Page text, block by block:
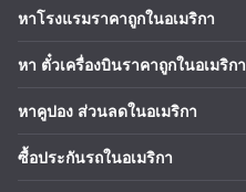
หาโรงแรมราคาถูกในอเมริกา
หา ตั๋วเครื่องบินราคาถูกในอเมริกา
หาคูปอง ส่วนลดในอเมริกา
ซื้อประกันรถในอเมริกา